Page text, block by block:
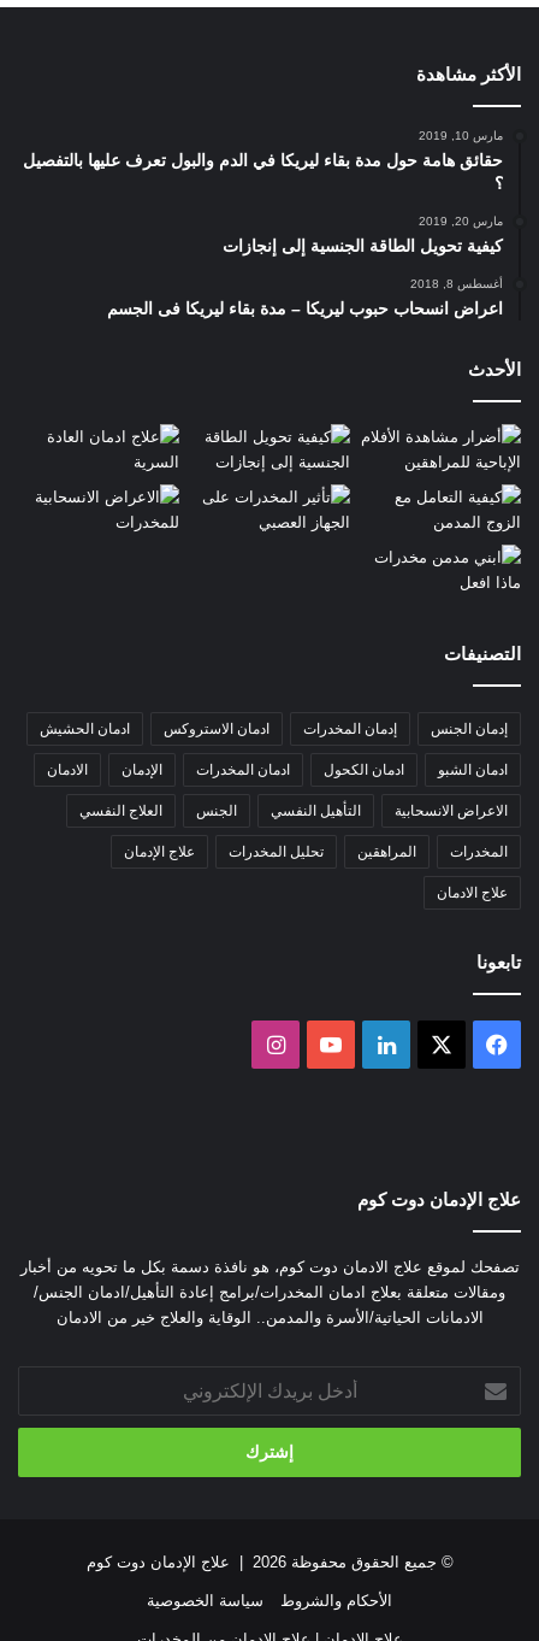
الأكثر مشاهدة
مارس 10, 2019
حقائق هامة حول مدة بقاء ليريكا في الدم والبول تعرف عليها بالتفصيل
؟
مارس 20, 2019
كيفية تحويل الطاقة الجنسية إلى إنجازات
أغسطس 8, 2018
اعراض انسحاب حبوب ليريكا – مدة بقاء ليريكا فى الجسم
الأحدث
التصنيفات
إدمان الجنس إدمان المخدرات ادمان الاستروكس ادمان الحشيش
ادمان الشبو ادمان الكحول ادمان المخدرات الإدمان الادمان
الاعراض الانسحابية التأهيل النفسي الجنس العلاج النفسي
المخدرات المراهقين تحليل المخدرات علاج الإدمان
علاج الادمان
تابعونا
فيسبوك لينكدإن ‫YouTube
علاج الإدمان دوت كوم
تصفحك لموقع علاج الادمان دوت كوم، هو نافذة دسمة بكل ما تحويه من أخبار
ومقالات متعلقة بعلاج ادمان المخدرات/برامج إعادة التأهيل/ادمان الجنس/
الادمانات الحياتية/الأسرة والمدمن.. الوقاية والعلاج خير من الادمان
أدخل
بريدك
الإلكتروني
© جميع الحقوق محفوظة 2026 | علاج الإدمان دوت كوم
الأحكام والشروط سياسة الخصوصية